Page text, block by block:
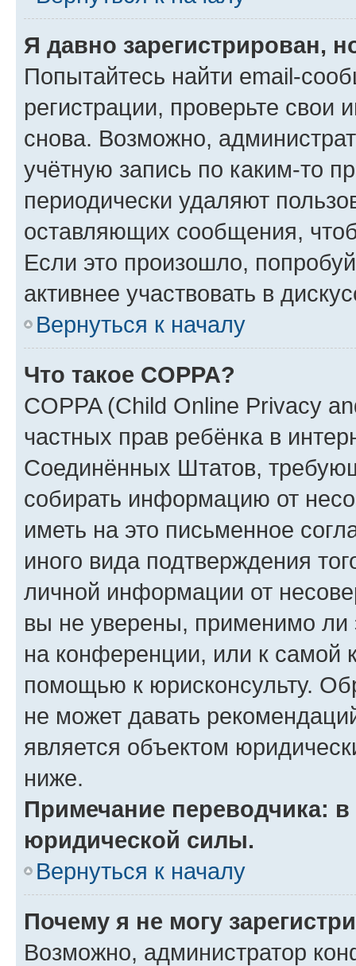
Я давно зарегистрирован,
Попытайтесь найти email-
регистрации, проверьте свои
снова. Возможно,
учётную запись по каким-то
периодически удаляют
оставляющих сообщения,
Если это произошло,
активнее участвовать в
Вернуться к началу
Что такое COPPA?
COPPA (Child Online Privacy
частных прав ребёнка в
Соединённых Штатов,
собирать информацию от
иметь на это письменное
иного вида подтверждения
личной информации от
вы не уверены, применимо ли
на конференции, или к самой
помощью к юрисконсульту.
не может давать
является объектом
ниже.
Примечание переводчика:
юридической силы.
Вернуться к началу
Почему я не могу
Возможно, администратор